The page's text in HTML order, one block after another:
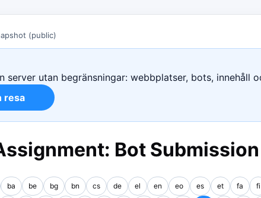
(public)
server utan begränsningar: webbplatser, bots, innehåll
resa
Bot Submission
ba be bg bn cs de el en eo es et fa fi